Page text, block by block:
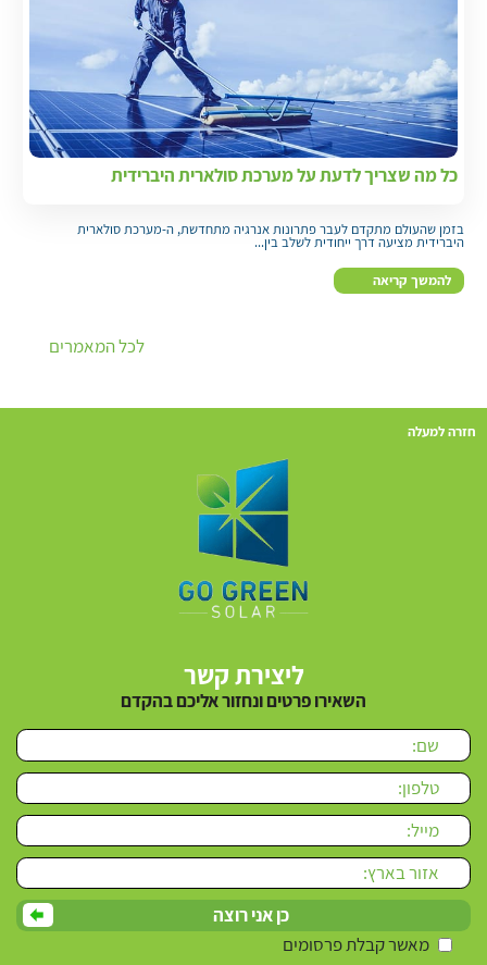
כל מה שצריך לדעת על מערכת סולארית היברידית
בזמן שהעולם מתקדם לעבר פתרונות אנרגיה מתחדשת, ה-מערכת סולארית
היברידית מציעה דרך ייחודית לשלב בין...
להמשך קריאה
לכל המאמרים
חזרה למעלה
ליצירת קשר
השאירו פרטים ונחזור אליכם בהקדם
Please leave this field empty.
מאשר קבלת פרסומים